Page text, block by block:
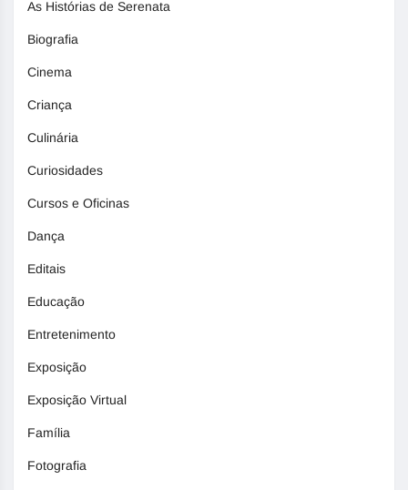
As Histórias de Serenata
Biografia
Cinema
Criança
Culinária
Curiosidades
Cursos e Oficinas
Dança
Editais
Educação
Entretenimento
Exposição
Exposição Virtual
Família
Fotografia